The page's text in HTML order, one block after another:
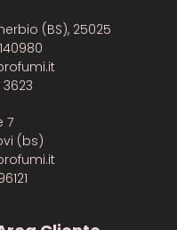
(BS), 25025
7
(bs)